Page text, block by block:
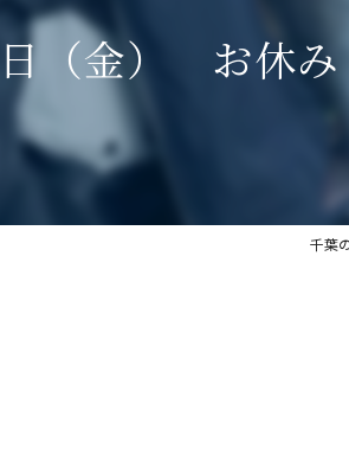
（金） お休み
千葉